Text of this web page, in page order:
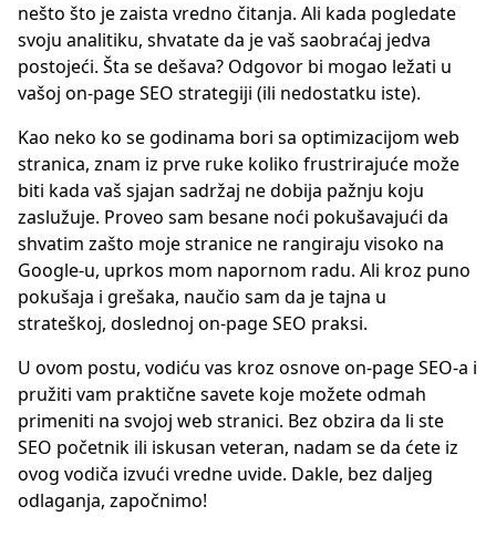
nešto što je zaista vredno čitanja. Ali kada pogledate
svoju analitiku, shvatate da je vaš saobraćaj jedva
postojeći. Šta se dešava? Odgovor bi mogao ležati u
vašoj on-page SEO strategiji (ili nedostatku iste).
Kao neko ko se godinama bori sa optimizacijom web
stranica, znam iz prve ruke koliko frustrirajuće može
biti kada vaš sjajan sadržaj ne dobija pažnju koju
zaslužuje. Proveo sam besane noći pokušavajući da
shvatim zašto moje stranice ne rangiraju visoko na
Google-u, uprkos mom napornom radu. Ali kroz puno
pokušaja i grešaka, naučio sam da je tajna u
strateškoj, doslednoj on-page SEO praksi.
U ovom postu, vodiću vas kroz osnove on-page SEO-a i
pružiti vam praktične savete koje možete odmah
primeniti na svojoj web stranici. Bez obzira da li ste
SEO početnik ili iskusan veteran, nadam se da ćete iz
ovog vodiča izvući vredne uvide. Dakle, bez daljeg
odlaganja, započnimo!